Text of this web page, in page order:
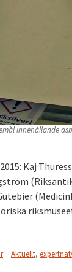
innehållande
Kaj
Aktuellt,